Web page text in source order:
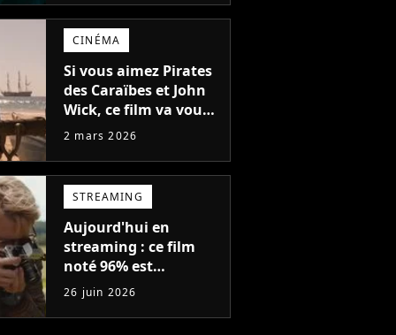
nouvelle série
visionnable en moins
de 8h
CINÉMA
Si vous aimez Pirates
des Caraïbes et John
Wick, ce film va vous
faire halluciner, il est
2 mars 2026
STREAMING
Aujourd'hui en
streaming : ce film
noté 96% est
tellement original
que vous allez
halluciner (et adorer)
26 juin 2026